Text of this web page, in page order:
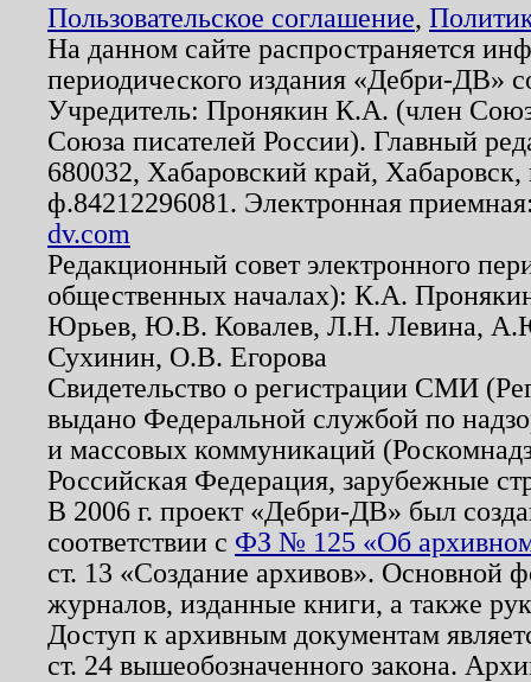
Пользовательское соглашение,
На данном сайте распространяется
периодического издания «Дебри-ДВ»
Учредитель: Пронякин К.А. (член
Союза писателей России). Главный
680032, Хабаровский край,
ф.84212296081. Электронная
dv.com
Редакционный совет электронного
общественных началах): К.А.
Юрьев, Ю.В. Ковалев, Л.Н. Левина,
Сухинин, О.В. Егорова
Свидетельство о регистрации СМИ
выдано Федеральной службой по
и массовых коммуникаций
Российская Федерация, зарубежные
В 2006 г. проект «Дебри-ДВ» был
соответствии с ФЗ № 125 «Об
ст. 13 «Создание архивов». Основной
журналов, изданные книги, а также
Доступ к архивным документам
ст. 24 вышеобозначенного закона.